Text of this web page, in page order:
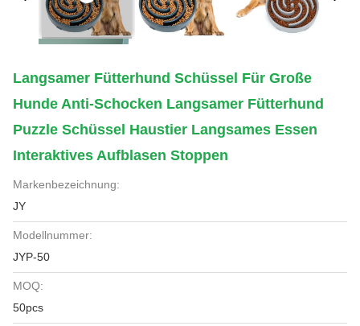
Langsamer Fütterhund Schüssel Für Große
Hunde Anti-Schocken Langsamer Fütterhund
Puzzle Schüssel Haustier Langsames Essen
Interaktives Aufblasen Stoppen
Markenbezeichnung:
JY
Modellnummer:
JYP-50
MOQ:
50pcs